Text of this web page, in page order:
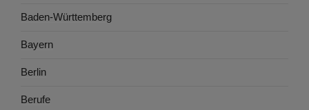
Baden-Württemberg
Bayern
Berlin
Berufe